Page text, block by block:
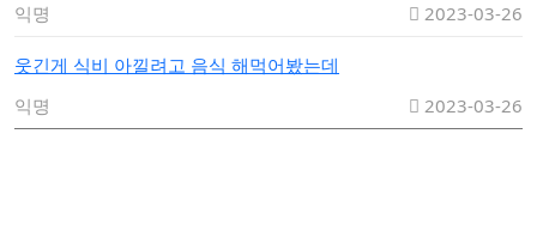
익명
2023-03-26
웃긴게 식비 아낄려고 음식 해먹어봤는데
익명
2023-03-26